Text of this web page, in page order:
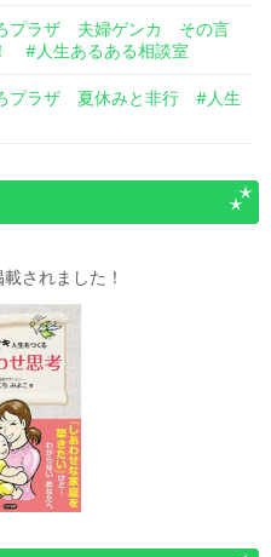
プラザ 夫婦ゲンカ その言
#人生あるある相談室
プラザ 夏休みと非行 #人生
されました！